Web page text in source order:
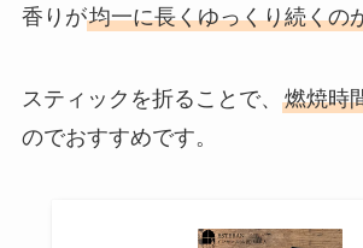
香りが均一に長くゆっくり続くの
スティックを折ることで、 燃焼時
のでおすすめです。